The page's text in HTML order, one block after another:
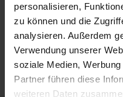
personalisieren,
zu können und die
analysieren. Außerdem
Verwendung unserer
soziale Medien,
Partner führen diese
weiteren Daten
lose
Die aktuelle
können Sie jederzeit